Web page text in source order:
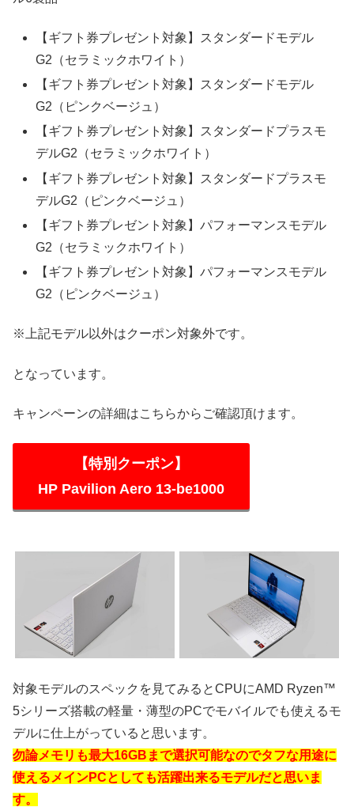
【ギフト券プレゼント対象】スタンダードモデル
G2（セラミックホワイト）
【ギフト券プレゼント対象】スタンダードモデル
G2（ピンクベージュ）
【ギフト券プレゼント対象】スタンダードプラスモ
デルG2（セラミックホワイト）
【ギフト券プレゼント対象】スタンダードプラスモ
デルG2（ピンクベージュ）
【ギフト券プレゼント対象】パフォーマンスモデル
G2（セラミックホワイト）
【ギフト券プレゼント対象】パフォーマンスモデル
G2（ピンクベージュ）
※上記モデル以外はクーポン対象外です。
となっています。
キャンペーンの詳細はこちらからご確認頂けます。
【特別クーポン】
HP Pavilion Aero 13-be1000
対象モデルのスペックを見てみるとCPUにAMD Ryzen™
5シリーズ搭載の軽量・薄型のPCでモバイルでも使えるモ
デルに仕上がっていると思います。
勿論メモリも最大16GBまで選択可能なのでタフな用途に
使えるメインPCとしても活躍出来るモデルだと思いま
す。